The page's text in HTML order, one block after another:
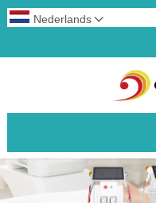
Nederlands 